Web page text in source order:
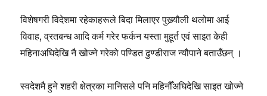
विशेषगरी विदेशमा रहेकाहरूले बिदा मिलाएर पुख्र्यौली थलोमा आई
विवाह, व्रतबन्ध आदि कर्म गरेर फर्कन यस्ता मुहूर्त एवं साइत केही
महिनाअघिदेखि नै खोज्ने गरेको पण्डित ढुण्डीराज न्यौपाने बताउँछन् ।
स्वदेशमै हुने शहरी क्षेत्रका मानिसले पनि महिनौँअघिदेखि साइत खोज्ने